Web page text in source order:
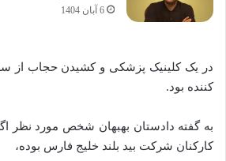
6 آبان 1404
در یک کلینیک پزشکی و کشیدن حجاب از
کننده بود.
به گفته دادستان بهبهان شخص مورد نظر
کارکنان شرکت بید بلند خلیج فارس بوده،